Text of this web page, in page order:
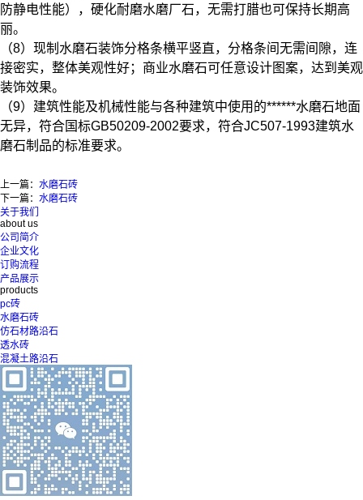
防静电性能），硬化耐磨水磨厂石，无需打腊也可保持长期高
丽。
（8）现制水磨石装饰分格条横平竖直，分格条间无需间隙，连
接密实，整体美观性好；商业水磨石可任意设计图案，达到美观
装饰效果。
（9）建筑性能及机械性能与各种建筑中使用的******水磨石地面
无异，符合国标GB50209-2002要求，符合JC507-1993建筑水
磨石制品的标准要求。
上一篇： 水磨石砖
下一篇： 水磨石砖
关于我们
about us
公司简介
企业文化
订购流程
产品展示
products
pc砖
水磨石砖
仿石材路沿石
透水砖
混凝土路沿石